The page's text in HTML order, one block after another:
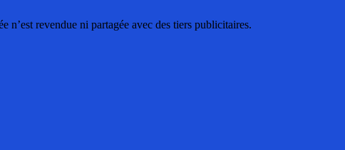
n’est revendue ni partagée avec des tiers publicitaires.